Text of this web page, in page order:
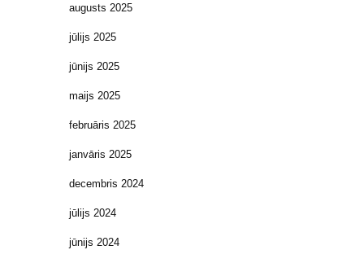
augusts 2025
jūlijs 2025
jūnijs 2025
maijs 2025
februāris 2025
janvāris 2025
decembris 2024
jūlijs 2024
jūnijs 2024